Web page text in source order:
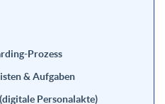
Prozess
& Aufgaben
Personalakte)